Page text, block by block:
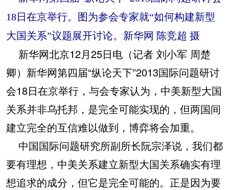
18日在京举行。图为参会专家就“如何构建新型
大国关系”议题展开讨论。新华网 陈竞超 摄
新华网北京12月25日电（记者 刘小军 周楚
卿）新华网第四届“纵论天下”2013国际问题研讨
会18日在京举行，与会专家认为，中美新型大国
关系并非乌托邦，是完全可能实现的，但两国间
建立完全的互信难以做到，博弈将会加重。
中国国际问题研究所副所长阮宗泽说，我们都
要有理想，中美关系建立新型大国关系确实有理
想追求的成分，但它是完全可能的。正是因为要